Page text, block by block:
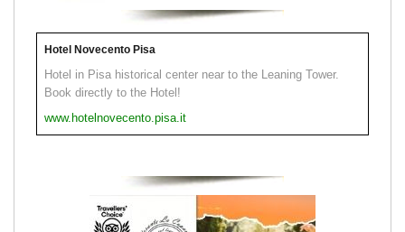
Hotel Novecento Pisa
Hotel in Pisa historical center near to the Leaning Tower.
Book directly to the Hotel!
www.hotelnovecento.pisa.it